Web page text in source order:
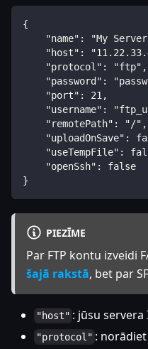
{
"name": "My
"host":
"protocol":
"password":
    "port": 21,
"username":
"remotePath": "/
"uploadOnSave":
"useTempFile":
    "openSsh": false
}
PIEZĪME
Par FTP kontu izveidi
šajā rakstā, bet par
"host" : jūsu servera
"protocol" : norādiet